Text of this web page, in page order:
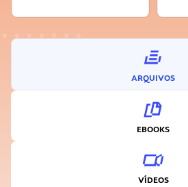
ARQUIVOS
EBOOKS
VÍDEOS